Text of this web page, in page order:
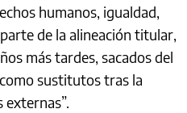
humanos, igualdad,
de la alineación titular,
más tardes, sacados del
sustitutos tras la